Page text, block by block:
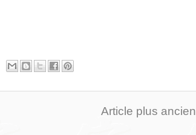
Article plus ancien